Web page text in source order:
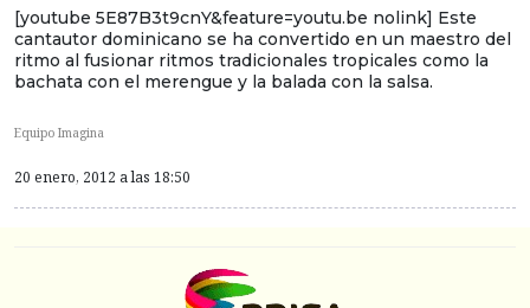
[youtube 5E87B3t9cnY&feature=youtu.be nolink] Este
cantautor dominicano se ha convertido en un maestro del
ritmo al fusionar ritmos tradicionales tropicales como la
bachata con el merengue y la balada con la salsa.
Equipo Imagina
20 enero, 2012 a las 18:50